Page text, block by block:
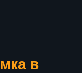
в